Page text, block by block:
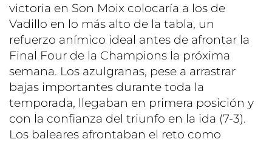
victoria en Son Moix colocaría a los de
Vadillo en lo más alto de la tabla, un
refuerzo anímico ideal antes de afrontar la
Final Four de la Champions la próxima
semana. Los azulgranas, pese a arrastrar
bajas importantes durante toda la
temporada, llegaban en primera posición y
con la confianza del triunfo en la ida (7-3).
Los baleares afrontaban el reto como